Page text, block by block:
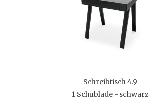
Schreibtisch 4.9
1 Schublade - schwarz